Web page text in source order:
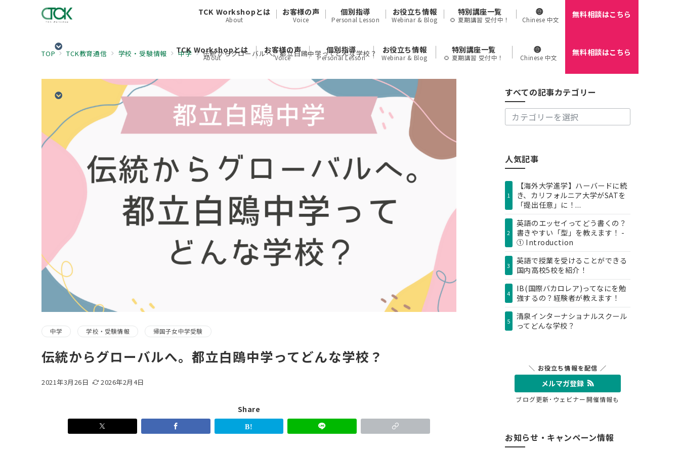
TCK Workshopとは
About
お客様の声
Voice
個別指導
Personal Lesson
お役立ち情報
Webinar & Blog
特別講座一覧
🌻 夏期講習 受付中！ Chinese 中文
無料相談はこちら
TCK Workshopとは
About
お客様の声
Voice
個別指導
Personal Lesson
お役立ち情報
Webinar & Blog
特別講座一覧
🌻 夏期講習 受付中！ Chinese 中文
無料相談はこちら
TOP TCK教育通信 学校・受験情報 中学 伝統からグローバルへ。都立白鴎中学ってどんな学校？
中学 学校・受験情報 帰国子女中学受験
伝統からグローバルへ。都立白鴎中学ってどんな学校？
2021年3月26日 2026年2月4日
Share
すべての記事カテゴリー
記
事
ー
人気記事
1
【海外大学進学】ハーバードに続
き、カリフォルニア大学がSATを
「提出任意」に！...
2
英語のエッセイってどう書くの？
書きやすい「型」を教えます！ -
① Introduction
3
英語で授業を受けることができる
国内高校5校を紹介！
4
IB(国際バカロレア)ってなにを勉
強するの？経験者が教えます！
5
清泉インターナショナルスクール
ってどんな学校？
＼ お役立ち情報を配信 ／
メルマガ登録
ブログ更新･ウェビナー開催情報も
お知らせ・キャンペーン情報